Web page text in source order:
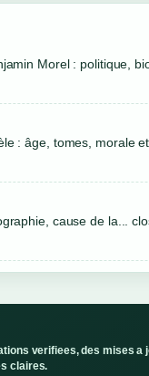
Morel : politique,
: âge, tomes, morale
cause de la...
verifiees, des mises a
claires.